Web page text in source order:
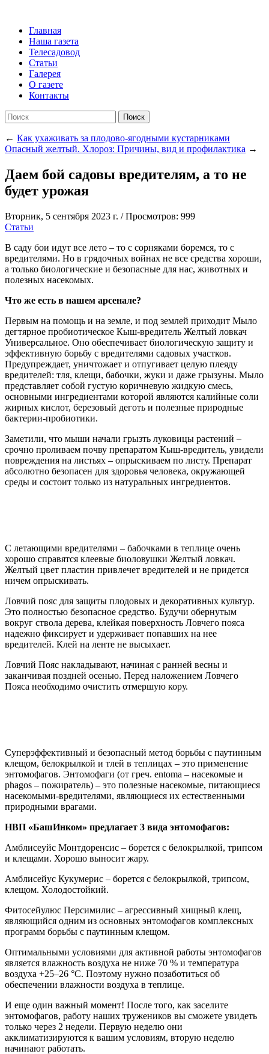
Главная
Наша газета
Телесадовод
Статьи
Галерея
О газете
Контакты
Поиск
← Как ухаживать за плодово-ягодными кустарниками
Опасный желтый. Хлороз: Причины, вид и профилактика →
Даем бой садовы вредителям, а то не
будет урожая
Вторник, 5 сентября 2023 г. /Просмотров: 999
Статьи
В саду бои идут все лето – то с сорняками боремся, то с
вредителями. Но в грядочных войнах не все средства хороши,
а только биологические и безопасные для нас, животных и
полезных насекомых.
Что же есть в нашем арсенале?
Первым на помощь и на земле, и под землей приходит Мыло
дегтярное пробиотическое Кыш-вредитель Желтый ловкач
Универсальное. Оно обеспечивает биологическую защиту и
эффективную борьбу с вредителями садовых участков.
Предупреждает, уничтожает и отпугивает целую плеяду
вредителей: тля, клещи, бабочки, жуки и даже грызуны. Мыло
представляет собой густую коричневую жидкую смесь,
основными ингредиентами которой являются калийные соли
жирных кислот, березовый деготь и полезные природные
бактерии-пробиотики.
Заметили, что мыши начали грызть луковицы растений –
срочно проливаем почву препаратом Кыш-вредитель, увидели
повреждения на листьях – опрыскиваем по листу. Препарат
абсолютно безопасен для здоровья человека, окружающей
среды и состоит только из натуральных ингредиентов.
С летающими вредителями – бабочками в теплице очень
хорошо справятся клеевые биоловушки Желтый ловкач.
Желтый цвет пластин привлечет вредителей и не придется
ничем опрыскивать.
Ловчий пояс для защиты плодовых и декоративных культур.
Это полностью безопасное средство. Будучи обернутым
вокруг ствола дерева, клейкая поверхность Ловчего пояса
надежно фиксирует и удерживает попавших на нее
вредителей. Клей на ленте не высыхает.
Ловчий Пояс накладывают, начиная с ранней весны и
заканчивая поздней осенью. Перед наложением Ловчего
Пояса необходимо очистить отмершую кору.
Суперэффективный и безопасный метод борьбы с паутинным
клещом, белокрылкой и тлей в теплицах – это применение
энтомофагов. Энтомофаги (от греч. entoma – насекомые и
phagos – пожиратель) – это полезные насекомые, питающиеся
насекомыми-вредителями, являющиеся их естественными
природными врагами.
НВП «БашИнком» предлагает 3 вида энтомофагов:
Амблисеуйс Монтдоренсис – борется с белокрылкой, трипсом
и клещами. Хорошо выносит жару.
Амблисейус Кукумерис – борется с белокрылкой, трипсом,
клещом. Холодостойкий.
Фитосейулюс Персимилис – агрессивный хищный клещ,
являющийся одним из основных энтомофагов комплексных
программ борьбы с паутинным клещом.
Оптимальными условиями для активной работы энтомофагов
является влажность воздуха не ниже 70 % и температура
воздуха +25–26 °С. Поэтому нужно позаботиться об
обеспечении влажности воздуха в теплице.
И еще один важный момент! После того, как заселите
энтомофагов, работу наших тружеников вы сможете увидеть
только через 2 недели. Первую неделю они
акклиматизируются к вашим условиям, вторую неделю
начинают работать.